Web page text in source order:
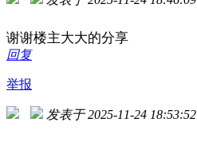
谢谢楼主大大的分享
回复
举报
发表于 2025-11-24 18:53:52